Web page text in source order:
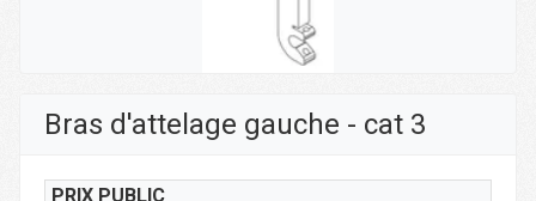
Bras d'attelage gauche - cat 3
PRIX PUBLIC